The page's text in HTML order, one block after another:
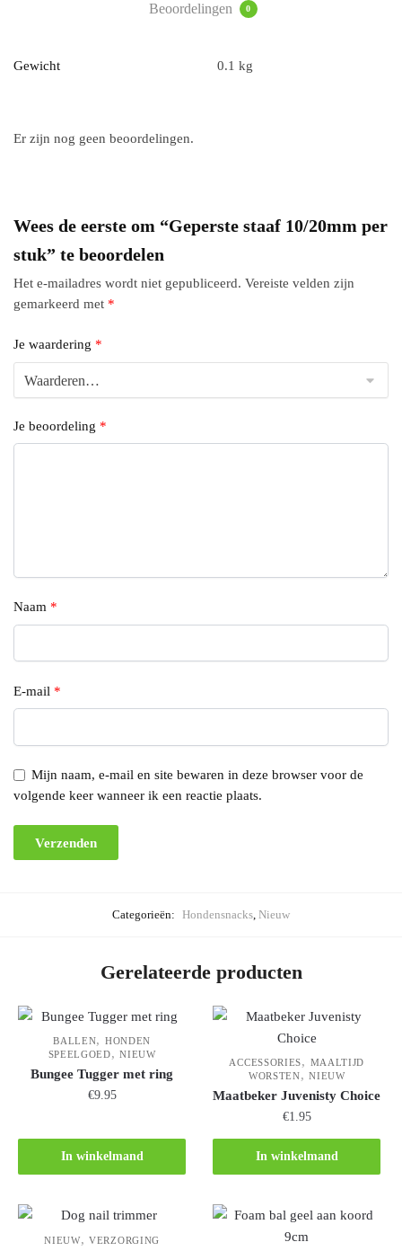
Beoordelingen
0
Gewicht 0.1 kg
Er zijn nog geen beoordelingen.
Wees de eerste om “Geperste staaf 10/20mm per
stuk” te beoordelen
Het e-mailadres wordt niet gepubliceerd. Vereiste velden zijn
gemarkeerd met *
Je waardering *
Je beoordeling *
Naam *
E-mail *
Mijn naam, e-mail en site bewaren in deze browser voor de
volgende keer wanneer ik een reactie plaats.
Categorieën: Hondensnacks, Nieuw
Gerelateerde producten
BALLEN, HONDEN
SPEELGOED,NIEUW
Bungee Tugger met ring
€9.95
In winkelmand
ACCESSORIES, MAALTIJD
WORSTEN,NIEUW
Maatbeker Juvenisty Choice
€1.95
In winkelmand
NIEUW,VERZORGING